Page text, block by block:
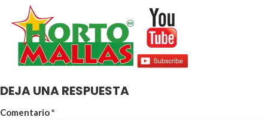
DEJA UNA RESPUESTA
Comentario*